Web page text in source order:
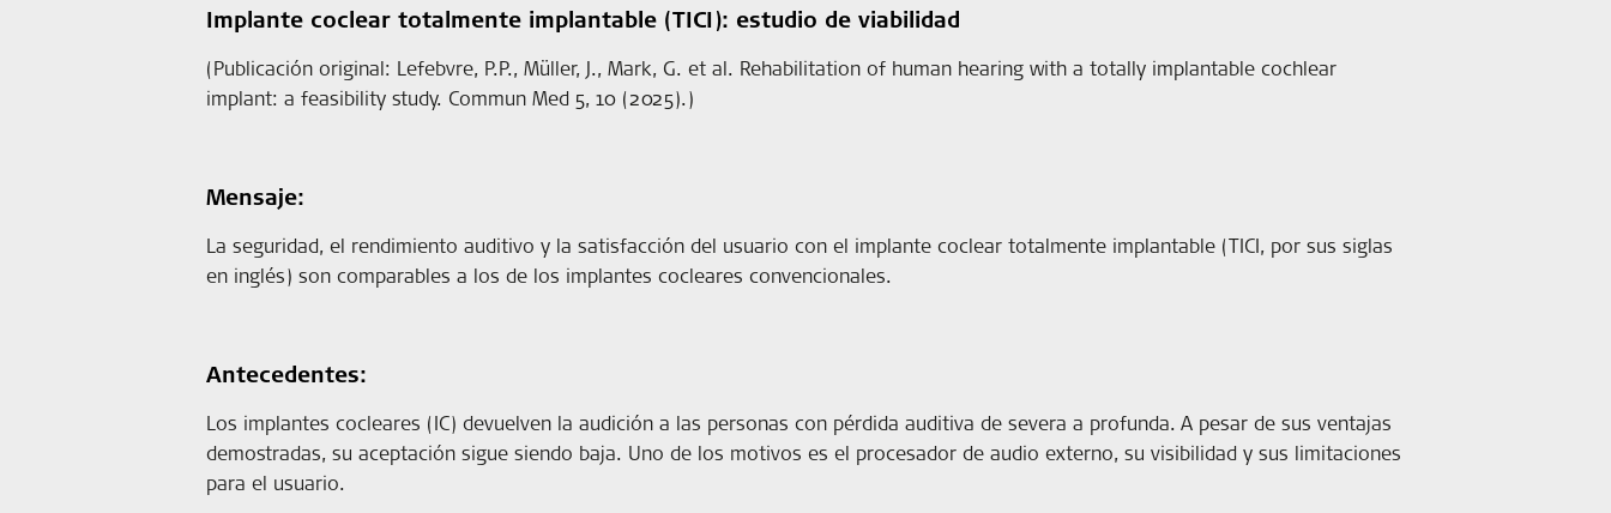
Implante coclear totalmente implantable (TICI): estudio de viabilidad
(Publicación original: Lefebvre, P.P., Müller, J., Mark, G. et al. Rehabilitation of human hearing with a totally implantable cochlear
implant: a feasibility study. Commun Med 5, 10 (2025).)
Mensaje:
La seguridad, el rendimiento auditivo y la satisfacción del usuario con el implante coclear totalmente implantable (TICI, por sus siglas
en inglés) son comparables a los de los implantes cocleares convencionales.
Antecedentes:
Los implantes cocleares (IC) devuelven la audición a las personas con pérdida auditiva de severa a profunda. A pesar de sus ventajas
demostradas, su aceptación sigue siendo baja. Uno de los motivos es el procesador de audio externo, su visibilidad y sus limitaciones
para el usuario.